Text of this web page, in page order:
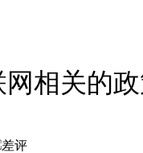
相关的
差评